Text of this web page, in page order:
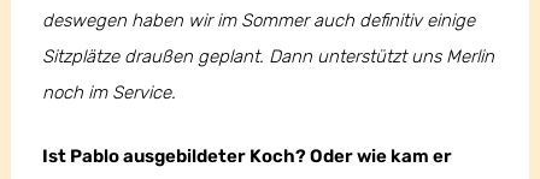
deswegen haben wir im Sommer auch definitiv einige
Sitzplätze draußen geplant. Dann unterstützt uns Merlin
noch im Service.
Ist Pablo ausgebildeter Koch? Oder wie kam er